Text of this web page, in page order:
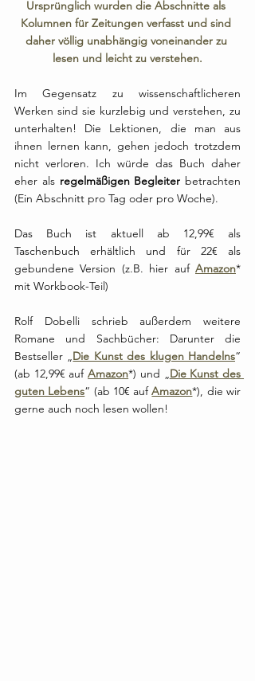
Ursprünglich wurden die Abschnitte als
Kolumnen für Zeitungen verfasst und sind
daher völlig unabhängig voneinander zu
lesen und leicht zu verstehen.
Im Gegensatz zu wissenschaftlicheren
Werken sind sie kurzlebig und verstehen, zu
unterhalten! Die Lektionen, die man aus
ihnen lernen kann, gehen jedoch trotzdem
nicht verloren. Ich würde das Buch daher
eher als regelmäßigen Begleiter betrachten
(Ein Abschnitt pro Tag oder pro Woche).
Das Buch ist aktuell ab 12,99€ als
Taschenbuch erhältlich und für 22€ als
gebundene Version (z.B. hier auf Amazon*
mit Workbook-Teil)
Rolf Dobelli schrieb außerdem weitere
Romane und Sachbücher: Darunter die
Bestseller „Die Kunst des klugen Handelns“
(ab 12,99€ auf Amazon*) und „Die Kunst des
guten Lebens“ (ab 10€ auf Amazon*), die wir
gerne auch noch lesen wollen!